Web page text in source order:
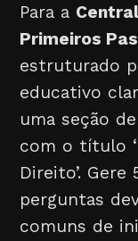
Para a
Primeiros
estruturado
educativo
uma seção
com o título
Direito’.
perguntas
comuns de